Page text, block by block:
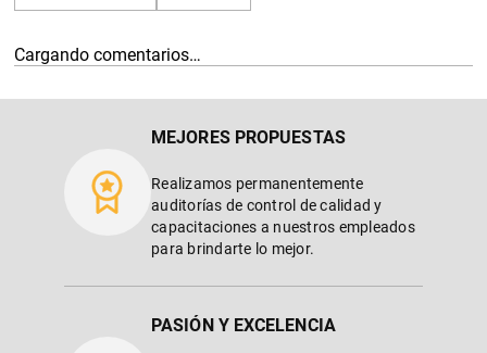
Cargando comentarios…
MEJORES PROPUESTAS
Realizamos permanentemente
auditorías de control de calidad y
capacitaciones a nuestros empleados
para brindarte lo mejor.
PASIÓN Y EXCELENCIA